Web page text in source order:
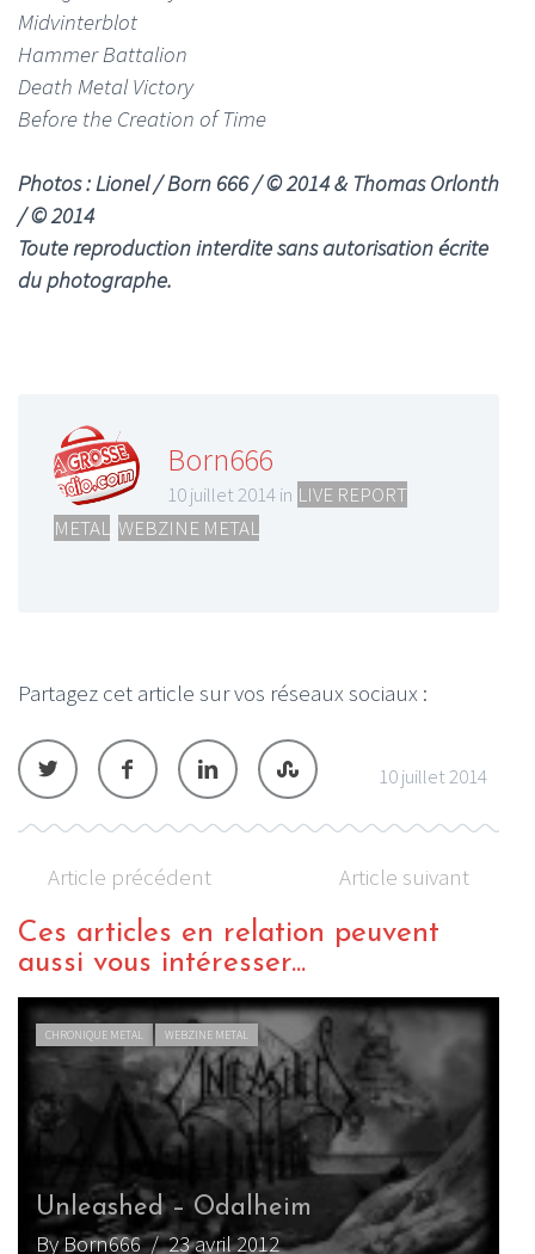
Midvinterblot
Hammer Battalion
Death Metal Victory
Before the Creation of Time
Photos : Lionel / Born 666 / © 2014 & Thomas Orlonth
/ © 2014
Toute reproduction interdite sans autorisation écrite
du photographe.
Born666
10 juillet 2014 in LIVE REPORT
METAL WEBZINE METAL
Partagez cet article sur vos réseaux sociaux :
10 juillet 2014
Article précédent Article suivant
Ces articles en relation peuvent
aussi vous intéresser...
CHRONIQUE METAL WEBZINE METAL
Unleashed – Odalheim
By Born666/ 23 avril 2012